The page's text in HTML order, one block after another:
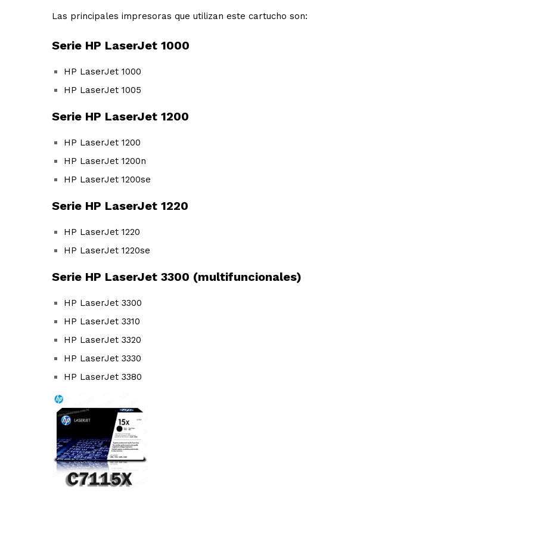
Las principales impresoras que utilizan este cartucho son:
Serie HP LaserJet 1000
HP LaserJet 1000
HP LaserJet 1005
Serie HP LaserJet 1200
HP LaserJet 1200
HP LaserJet 1200n
HP LaserJet 1200se
Serie HP LaserJet 1220
HP LaserJet 1220
HP LaserJet 1220se
Serie HP LaserJet 3300 (multifuncionales)
HP LaserJet 3300
HP LaserJet 3310
HP LaserJet 3320
HP LaserJet 3330
HP LaserJet 3380